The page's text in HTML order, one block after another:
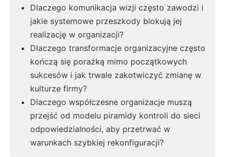
Dlaczego komunikacja wizji często zawodzi i
jakie systemowe przeszkody blokują jej
realizację w organizacji?
Dlaczego transformacje organizacyjne często
kończą się porażką mimo początkowych
sukcesów i jak trwale zakotwiczyć zmianę w
kulturze firmy?
Dlaczego współczesne organizacje muszą
przejść od modelu piramidy kontroli do sieci
odpowiedzialności, aby przetrwać w
warunkach szybkiej rekonfiguracji?